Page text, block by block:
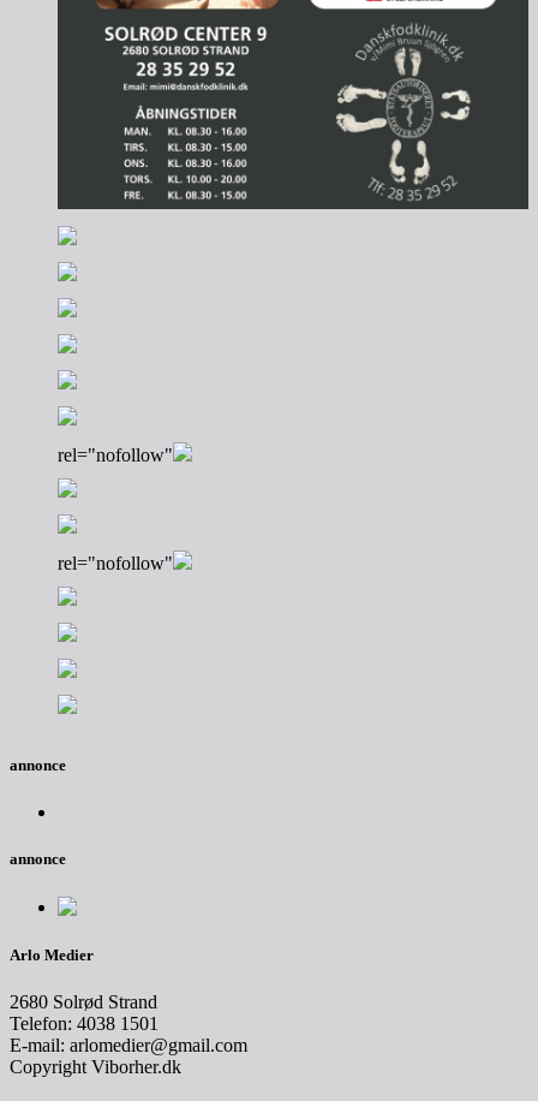
rel="nofollow"
rel="nofollow"
annonce
annonce
Arlo Medier
2680 Solrød Strand
Telefon: 4038 1501
E-mail: arlomedier@gmail.com
Copyright Viborher.dk